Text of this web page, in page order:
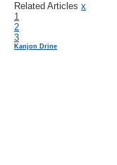
Related Articles x
1
2
3
Kanjon Drine